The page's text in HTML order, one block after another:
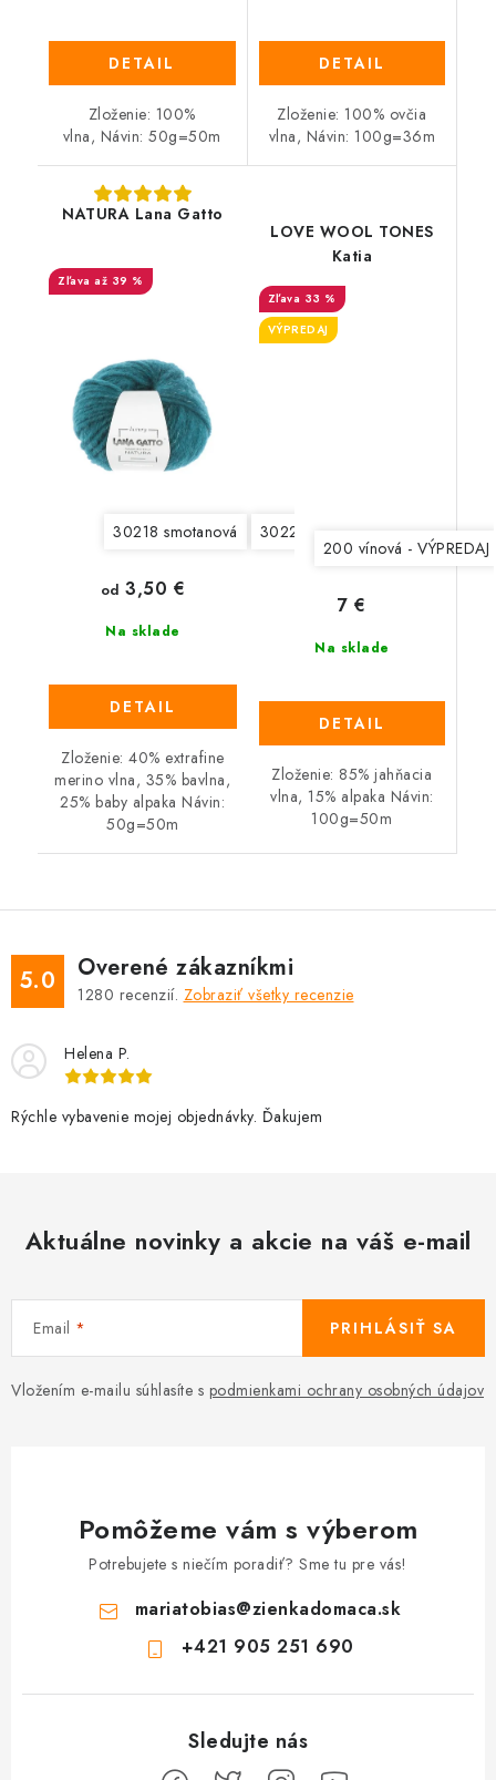
DETAIL
Zloženie: 100%
vlna, Návin: 50g=50m
DETAIL
Zloženie: 100% ovčia
vlna, Návin: 100g=36m
NATURA Lana Gatto
až 39 %
30218 smotanová 30220 svetlá šedobéžová
Na sklade
od 3,50 €
DETAIL
Zloženie: 40% extrafine
merino vlna, 35% bavlna,
25% baby alpaka Návin:
50g=50m
LOVE WOOL TONES
Katia
33 %
VÝPREDAJ
200 vínová - VÝPREDAJ
Na sklade
7 €
DETAIL
Zloženie: 85% jahňacia
vlna, 15% alpaka Návin:
100g=50m
5.0 Overené zákazníkmi
1280 recenzií. Zobraziť všetky recenzie
Helena P.
Rýchle vybavenie mojej objednávky. Ďakujem
Aktuálne novinky a akcie na váš e-mail
Email
Vložením e-mailu súhlasíte s podmienkami ochrany osobných údajov
PRIHLÁSIŤ SA
Pomôžeme vám s výberom
Potrebujete s niečím poradiť? Sme tu pre vás!
mariatobias@zienkadomaca.sk
+421 905 251 690